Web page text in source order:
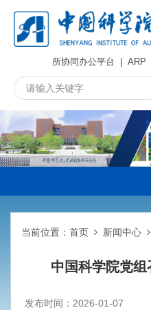
所协同办公平台 | ARP
当前位置： 首页 新闻中心
中国科学院党
发布时间：2026-01-07